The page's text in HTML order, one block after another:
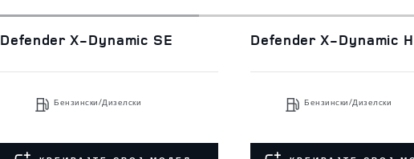
Defender X-Dynamic SE
Бензински/Дизелски
Defender X-Dynamic
Бензински/Дизелски